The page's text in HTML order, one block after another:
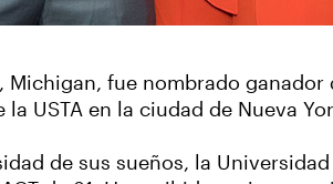
Michigan, fue nombrado
USTA en la ciudad de Nueva
de sus sueños, la